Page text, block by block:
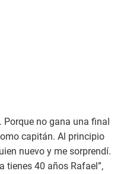
Porque no gana una final
capitán. Al principio
nuevo y me sorprendí.
tienes 40 años Rafael”,